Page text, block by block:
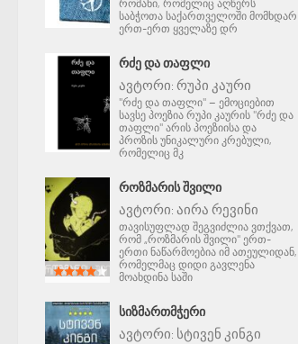
რომანი, რომელიც აღწერს
საბჭოთა საქართველოში მომხდარ
ერთ-ერთ ყველაზე დრ
ᲠᲫᲔ ᲓᲐ ᲗᲐᲤᲚᲘ
ავტორი: რუპი კაური
"რძე და თაფლი" – ემოციებით
სავსე პოეზია რუპი კაურის "რძე და
თაფლი" არის პოეზიისა და
პროზის უნიკალური კრებული,
რომელიც მკ
ᲠᲝᲖᲛᲐᲠᲘᲡ ᲨᲕᲘᲚᲘ
ავტორი: აირა რევინი
თავისუფლად შეგვიძლია ვთქვათ,
რომ „როზმარის შვილი" ერთ-
ერთი ნაწარმოებია იმ ათეულიდან,
რომელმაც დიდი გავლენა
მოახდინა საში
ᲡᲘᲖᲛᲐᲠᲗᲛᲭᲔᲠᲘ
ავტორი: სტივენ კინგი